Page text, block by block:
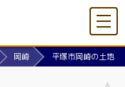
岡崎 平塚市岡崎の土地